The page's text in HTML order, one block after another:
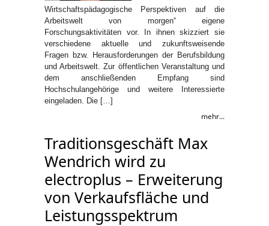
Wirtschaftspädagogische Perspektiven auf die
Arbeitswelt von morgen“ eigene
Forschungsaktivitäten vor. In ihnen skizziert sie
verschiedene aktuelle und zukunftsweisende
Fragen bzw. Herausforderungen der Berufsbildung
und Arbeitswelt. Zur öffentlichen Veranstaltung und
dem anschließenden Empfang sind
Hochschulangehörige und weitere Interessierte
eingeladen. Die […]
mehr...
Traditionsgeschäft Max
Wendrich wird zu
electroplus – Erweiterung
von Verkaufsfläche und
Leistungsspektrum